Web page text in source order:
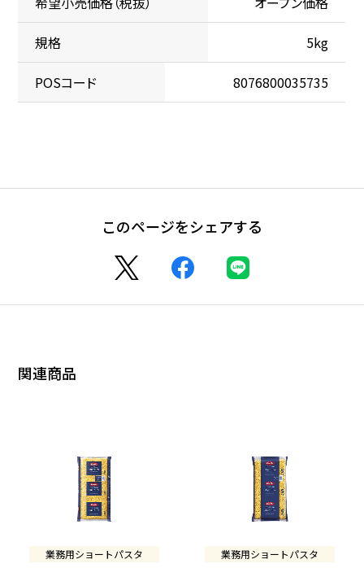
規格 5kg
POSコード 8076800035735
このページをシェアする
関連商品
業務用ショートパスタ 業務用ショートパスタ